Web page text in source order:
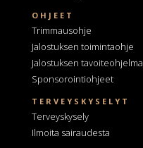
OHJEET
Trimmausohje
Jalostuksen toimintaohje
Jalostuksen tavoiteohjelma
Sponsorointiohjeet
TERVEYSKYSELYT
Terveyskysely
Ilmoita sairaudesta